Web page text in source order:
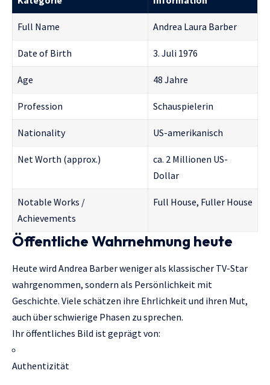
Full Name Andrea Laura Barber
Date of Birth 3. Juli 1976
Age 48 Jahre
Profession Schauspielerin
Nationality US-amerikanisch
Net Worth (approx.)
ca. 2 Millionen US-
Dollar
Notable Works /
Achievements
Full House, Fuller House
Öffentliche Wahrnehmung heute
Heute wird Andrea Barber weniger als klassischer TV-Star
wahrgenommen, sondern als Persönlichkeit mit
Geschichte. Viele schätzen ihre Ehrlichkeit und ihren Mut,
auch über schwierige Phasen zu sprechen.
Ihr öffentliches Bild ist geprägt von:
Authentizität